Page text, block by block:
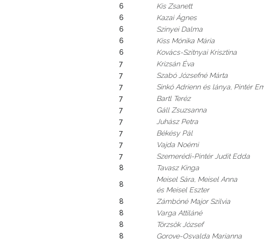
6
Kis Zsanett
6
Kazai Ágnes
6
Szinyei Dalma
6
Kiss Mónika Mária
6
Kovács-Szitnyai Krisztina
7
Krizsán Éva
7
Szabó Józsefné Márta
7
Sinkó Adrienn és lánya, Pintér
7
Bartl Teréz
7
Gáll Zsuzsanna
7
Juhász Petra
7
Békésy Pál
7
Vajda Noémi
7
Szemerédi-Pintér Judit Edda
8
Tavasz Kinga
8
Meisel Sára, Meisel Anna
és Meisel Eszter
8 Zámbóné Major Szilvia
8
Varga Attiláné
8
Törzsök József
8
Gorove-Osvalda Marianna